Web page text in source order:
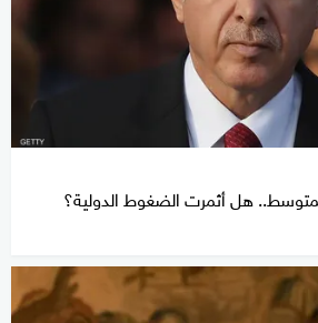
هل أثمرت الضغوط الدولية؟